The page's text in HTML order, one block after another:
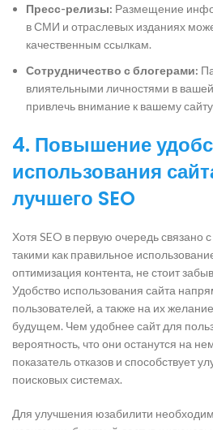
Пресс-релизы: Размещение
в СМИ и отраслевых изданиях
качественным ссылкам.
Сотрудничество с блогерами:
влиятельными личностями в
привлечь внимание к вашему
4. Повышение
использования
лучшего SEO
Хотя SEO в первую очередь связано
такими как правильное
оптимизация контента, не стоит
Удобство использования сайта
пользователей, а также на их
будущем. Чем удобнее сайт для
вероятность, что они останутся на
показатель отказов и способствует
поисковых системах.
Для улучшения юзабилити